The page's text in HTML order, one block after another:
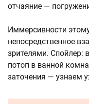
отчаяние —
Иммерсивности
непосредственное
зрителями. Спойлер:
потоп в ванной
заточения — узнаем